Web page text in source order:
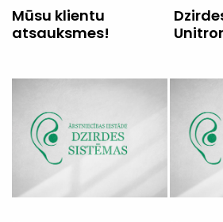
Mūsu klientu
atsauksmes!